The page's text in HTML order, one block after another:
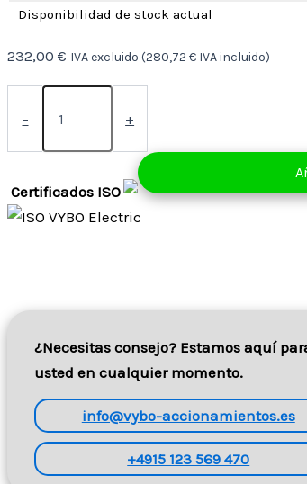
Disponibilidad de stock actual
232,00 € IVA excluido (280,72 € IVA incluido)
-
Convertidor
frecuencia
1,1
400V
(V800-
4T0011)
+
Certificados ISO
¿Necesitas consejo? Estamos aquí
usted en cualquier momento.
info@vybo-accionamientos.es
+4915 123 569 470